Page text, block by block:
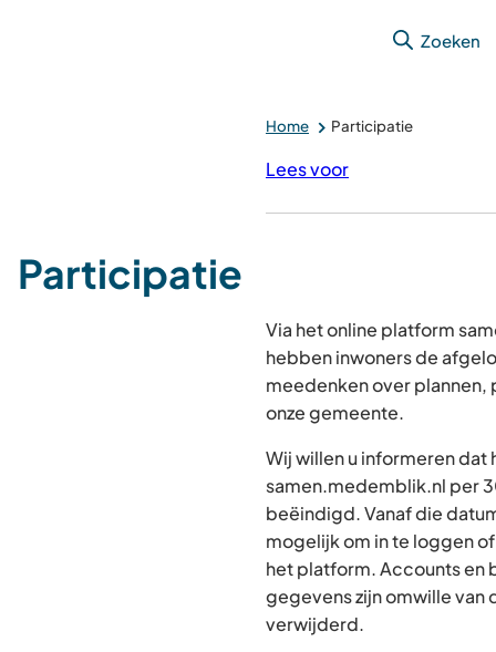
Zoeken
Home Participatie
Lees voor
Participatie
Via het online platform
hebben inwoners de
meedenken over
onze gemeente.
Wij willen u informeren dat
samen.medemblik.nl per
beëindigd. Vanaf die
mogelijk om in te loggen
het platform. Accounts en
gegevens zijn omwille van
verwijderd.